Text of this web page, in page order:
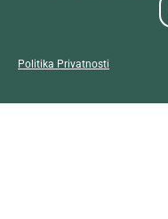
Politika Privatnosti